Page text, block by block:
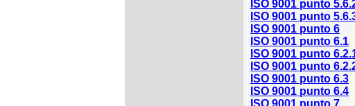
ISO 9001 punto
ISO 9001 punto
ISO 9001 punto 6
ISO 9001 punto 6.1
ISO 9001 punto
ISO 9001 punto
ISO 9001 punto 6.3
ISO 9001 punto 6.4